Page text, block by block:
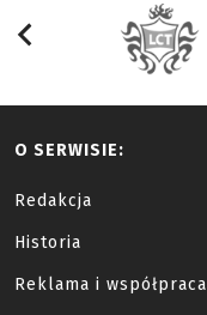
O SERWISIE:
Redakcja
Historia
Reklama i współpraca